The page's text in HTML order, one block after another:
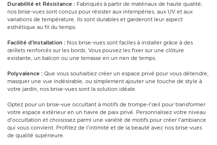
Durabilité et Résistance : Fabriqués à partir de matériaux de haute qualité,
nos brise-vues sont conçus pour résister aux intempéries, aux UV et aux
variations de température. Ils sont durables et garderont leur aspect
esthétique au fil du temps.
Facilité d'Installation : Nos brise-vues sont faciles à installer grâce à des
œillets renforcés sur les bords. Vous pouvez les fixer sur une clôture
existante, un balcon ou une terrasse en un rien de temps.
Polyvalence : Que vous souhaitiez créer un espace privé pour vous détendre,
masquer une vue indésirable, ou simplement ajouter une touche de style à
votre jardin, nos brise-vues sont la solution idéale.
Optez pour un brise-vue occultant à motifs de trompe-l'œil pour transformer
votre espace extérieur en un havre de paix privé. Personnalisez votre niveau
d'occultation et choisissez parmi une variété de motifs pour créer l'ambiance
qui vous convient. Profitez de l'intimité et de la beauté avec nos brise-vues
de qualité supérieure.